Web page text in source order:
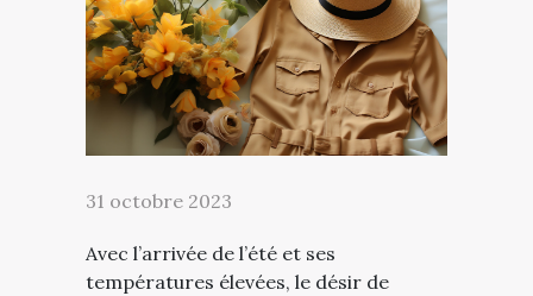
31 octobre 2023
Avec l’arrivée de l’été et ses
températures élevées, le désir de